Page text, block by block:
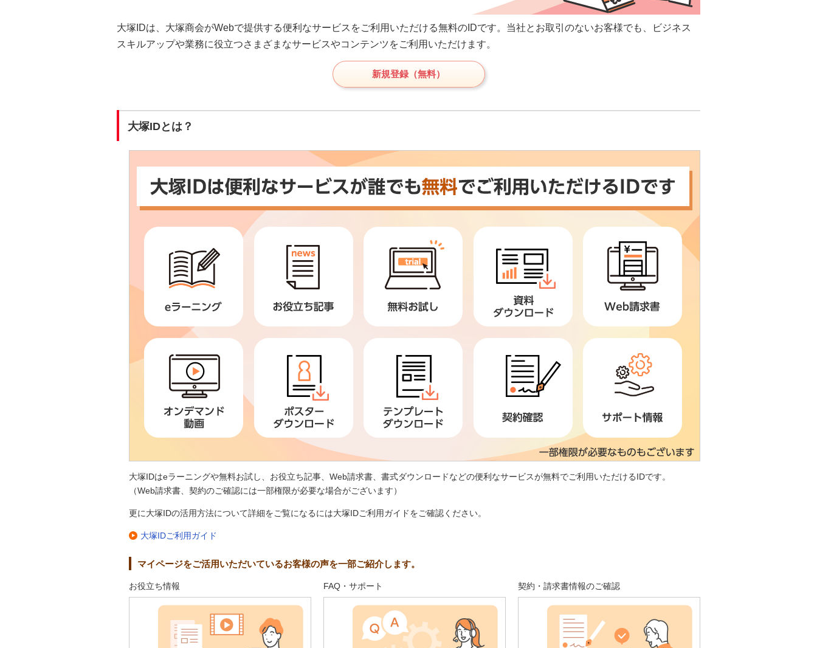
大塚IDは、大塚商会がWebで提供する便利なサービスをご利用いただける無料のIDです。当社とお取引のないお客様でも、ビジネス
スキルアップや業務に役立つさまざまなサービスやコンテンツをご利用いただけます。
新規登録（無料）
大塚IDとは？
大塚IDはeラーニングや無料お試し、お役立ち記事、Web請求書、書式ダウンロードなどの便利なサービスが無料でご利用いただけるIDです。
（Web請求書、契約のご確認には一部権限が必要な場合がございます）
更に大塚IDの活用方法について詳細をご覧になるには大塚IDご利用ガイドをご確認ください。
大塚IDご利用ガイド
マイページをご活用いただいているお客様の声を一部ご紹介します。
お役立ち情報 FAQ・サポート 契約・請求書情報のご確認